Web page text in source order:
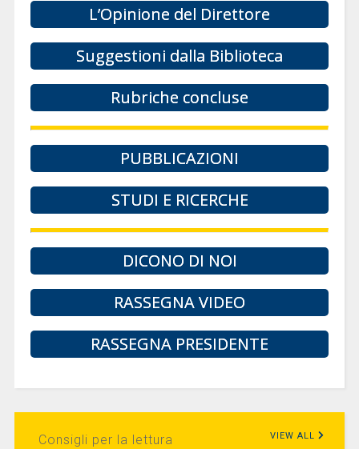
L’Opinione del Direttore
Suggestioni dalla Biblioteca
Rubriche concluse
PUBBLICAZIONI
STUDI E RICERCHE
DICONO DI NOI
RASSEGNA VIDEO
RASSEGNA PRESIDENTE
Consigli per la lettura VIEW ALL